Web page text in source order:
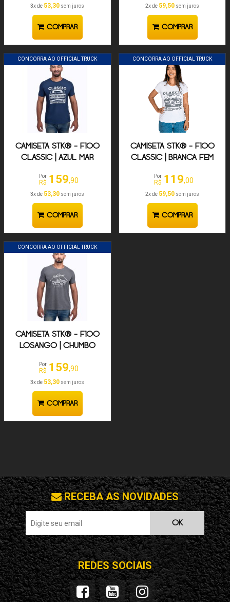
3x de 53,30 sem juros
COMPRAR
2x de 59,50 sem juros
COMPRAR
CONCORRA AO OFFICIAL TRUCK
CAMISETA STK® - F100
CLASSIC | AZUL MAR
Por
R$ 159,90
3x de 53,30 sem juros
COMPRAR
CONCORRA AO OFFICIAL TRUCK
CAMISETA STK® - F100
CLASSIC | BRANCA FEM
Por
R$ 119,00
2x de 59,50 sem juros
COMPRAR
CONCORRA AO OFFICIAL TRUCK
CAMISETA STK® - F100
LOSANGO | CHUMBO
Por
R$ 159,90
3x de 53,30 sem juros
COMPRAR
RECEBA AS NOVIDADES
OK
REDES SOCIAIS